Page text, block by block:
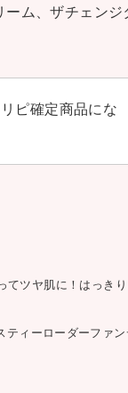
ム、ザチェンジ
ピ確定商品にな
てツヤ肌に！はっき
ティーローダーファ